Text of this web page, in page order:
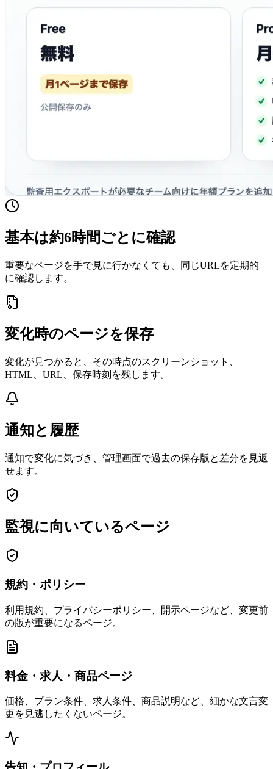
基本は約6時間ごとに確認
重要なページを手で見に行かなくても、同じURLを定期的
に確認します。
変化時のページを保存
変化が見つかると、その時点のスクリーンショット、
HTML、URL、保存時刻を残します。
通知と履歴
通知で変化に気づき、管理画面で過去の保存版と差分を見返
せます。
監視に向いているページ
規約・ポリシー
利用規約、プライバシーポリシー、開示ページなど、変更前
の版が重要になるページ。
料金・求人・商品ページ
価格、プラン条件、求人条件、商品説明など、細かな文言変
更を見逃したくないページ。